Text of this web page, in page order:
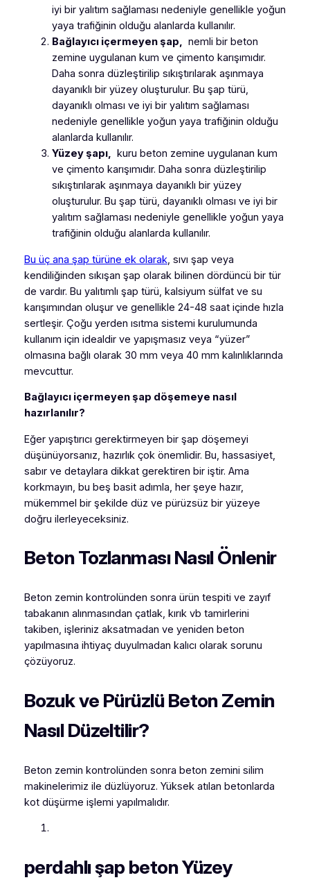
iyi bir yalıtım sağlaması nedeniyle genellikle yoğun
yaya trafiğinin olduğu alanlarda kullanılır.
Bağlayıcı içermeyen şap, nemli bir beton
zemine uygulanan kum ve çimento karışımıdır.
Daha sonra düzleştirilip sıkıştırılarak aşınmaya
dayanıklı bir yüzey oluşturulur. Bu şap türü,
dayanıklı olması ve iyi bir yalıtım sağlaması
nedeniyle genellikle yoğun yaya trafiğinin olduğu
alanlarda kullanılır.
Yüzey şapı, kuru beton zemine uygulanan kum
ve çimento karışımıdır. Daha sonra düzleştirilip
sıkıştırılarak aşınmaya dayanıklı bir yüzey
oluşturulur. Bu şap türü, dayanıklı olması ve iyi bir
yalıtım sağlaması nedeniyle genellikle yoğun yaya
trafiğinin olduğu alanlarda kullanılır.
Bu üç ana şap türüne ek olarak , sıvı şap veya
kendiliğinden sıkışan şap olarak bilinen dördüncü bir tür
de vardır. Bu yalıtımlı şap türü, kalsiyum sülfat ve su
karışımından oluşur ve genellikle 24-48 saat içinde hızla
sertleşir. Çoğu yerden ısıtma sistemi kurulumunda
kullanım için idealdir ve yapışmasız veya “yüzer”
olmasına bağlı olarak 30 mm veya 40 mm kalınlıklarında
mevcuttur.
Bağlayıcı içermeyen şap döşemeye nasıl
hazırlanılır?
Eğer yapıştırıcı gerektirmeyen bir şap döşemeyi
düşünüyorsanız, hazırlık çok önemlidir. Bu, hassasiyet,
sabır ve detaylara dikkat gerektiren bir iştir. Ama
korkmayın, bu beş basit adımla, her şeye hazır,
mükemmel bir şekilde düz ve pürüzsüz bir yüzeye
doğru ilerleyeceksiniz.
Beton Tozlanması Nasıl Önlenir
Beton zemin kontrolünden sonra ürün tespiti ve zayıf
tabakanın alınmasından çatlak, kırık vb tamirlerini
takiben, işleriniz aksatmadan ve yeniden beton
yapılmasına ihtiyaç duyulmadan kalıcı olarak sorunu
çözüyoruz.
Bozuk ve Pürüzlü Beton Zemin
Nasıl Düzeltilir?
Beton zemin kontrolünden sonra beton zemini silim
makinelerimiz ile düzlüyoruz. Yüksek atılan betonlarda
kot düşürme işlemi yapılmalıdır.
perdahlı şap beton Yüzey